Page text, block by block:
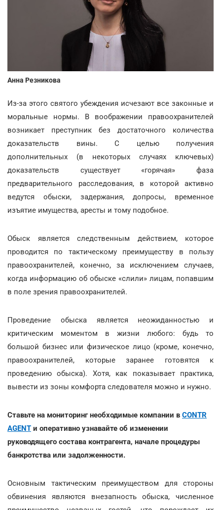
Анна Резникова
Из-за этого святого убеждения исчезают все законные и
моральные нормы. В воображении правоохранителей
возникает преступник без достаточного количества
доказательств вины. С целью получения
дополнительных (в некоторых случаях ключевых)
доказательств существует «горячая» фаза
предварительного расследования, в которой активно
ведутся обыски, задержания, допросы, временное
изъятие имущества, аресты и тому подобное.
Обыск является следственным действием, которое
проводится по тактическому преимуществу в пользу
правоохранителей, конечно, за исключением случаев,
когда информацию об обыске «слили» лицам, попавшим
в поле зрения правоохранителей.
Проведение обыска является неожиданностью и
критическим моментом в жизни любого: будь то
большой бизнес или физическое лицо (кроме, конечно,
правоохранителей, которые заранее готовятся к
проведению обыска). Хотя, как показывает практика,
вывести из зоны комфорта следователя можно и нужно.
Ставьте на мониторинг необходимые компании в CONTR
AGENT и оперативно узнавайте об изменении
руководящего состава контрагента, начале процедуры
банкротства или задолженности.
Основным тактическим преимуществом для стороны
обвинения являются внезапность обыска, численное